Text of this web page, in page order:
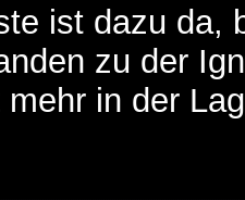
ist dazu da,
zu der
in der